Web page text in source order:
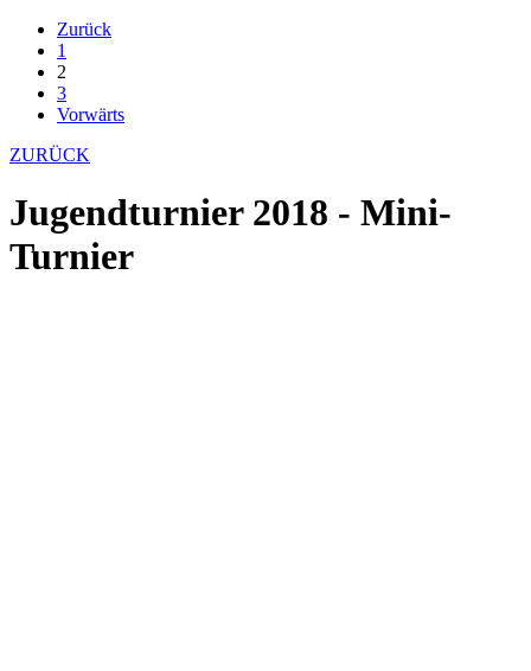
Zurück
1
2
3
Vorwärts
ZURÜCK
Jugendturnier 2018 - Mini-
Turnier